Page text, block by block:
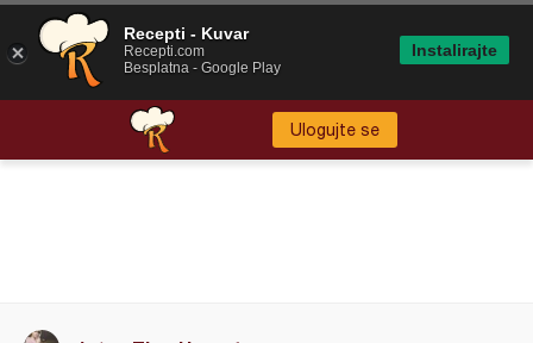
Ulogujte se
Recepti - Kuvar
Recepti.com
Besplatna - Google Play
Instalirajte